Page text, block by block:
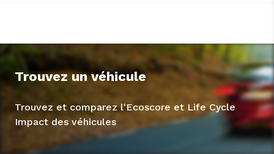
Trouvez un véhicule
Trouvez et comparez l'Ecoscore et Life Cycle
Impact des véhicules